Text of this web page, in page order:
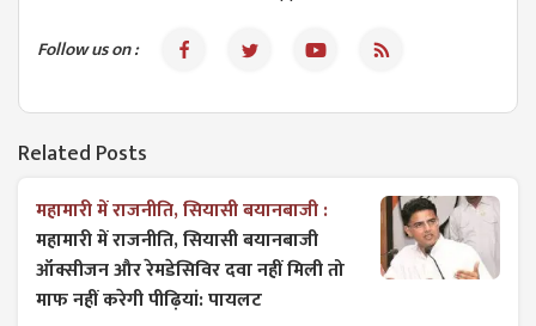
Follow us on :
Related Posts
महामारी में राजनीति, सियासी बयानबाजी :
महामारी में राजनीति, सियासी बयानबाजी
ऑक्सीजन और रेमडेसिविर दवा नहीं मिली तो
माफ नहीं करेगी पीढ़ियां: पायलट